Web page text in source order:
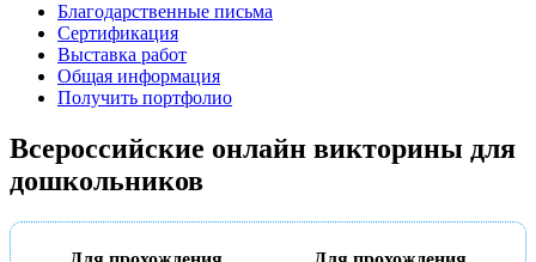
Благодарственные письма
Сертификация
Выставка работ
Общая информация
Получить портфолио
Всероссийские онлайн викторины для
дошкольников